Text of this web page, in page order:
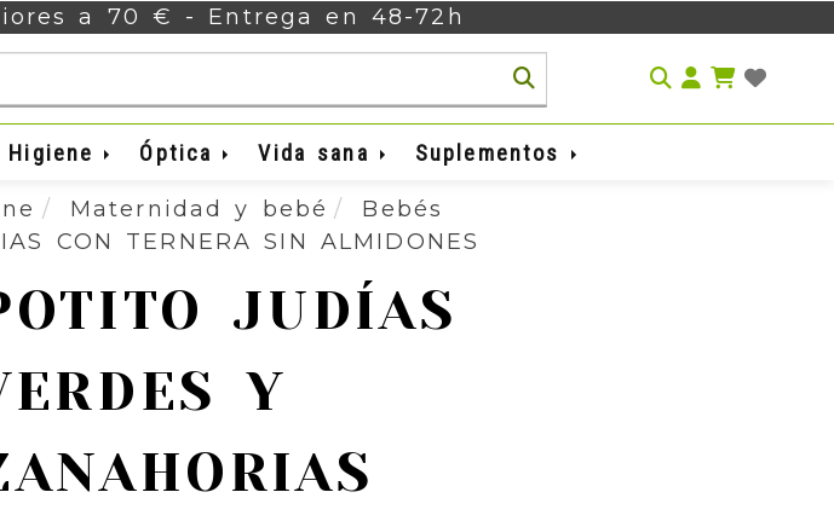
a 70 € - Entrega en 48-72h
Higiene Óptica Vida sana Suplementos
Maternidad y bebé
Bebés
CON TERNERA SIN ALMIDONES
JUDÍAS
Y